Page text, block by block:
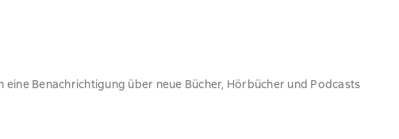
eine Benachrichtigung über neue Bücher, Hörbücher und Podcasts